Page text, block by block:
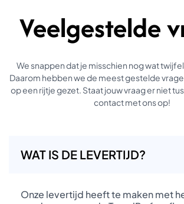
Veelgestelde
We snappen dat je misschien nog wat
Daarom hebben we de meest gestelde
op een rijtje gezet. Staat jouw vraag er niet
contact met ons op!
WAT IS DE LEVERTIJD?
Onze levertijd heeft te maken met